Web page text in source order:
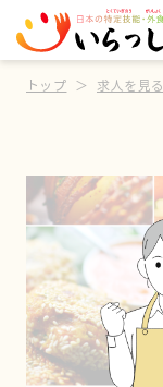
トップ 求人を見る